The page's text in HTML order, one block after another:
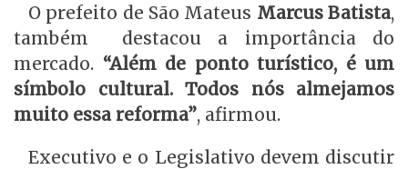
O prefeito de São Mateus Marcus Batista,
também destacou a importância do
mercado. “Além de ponto turístico, é um
símbolo cultural. Todos nós almejamos
muito essa reforma”, afirmou.
Executivo e o Legislativo devem discutir